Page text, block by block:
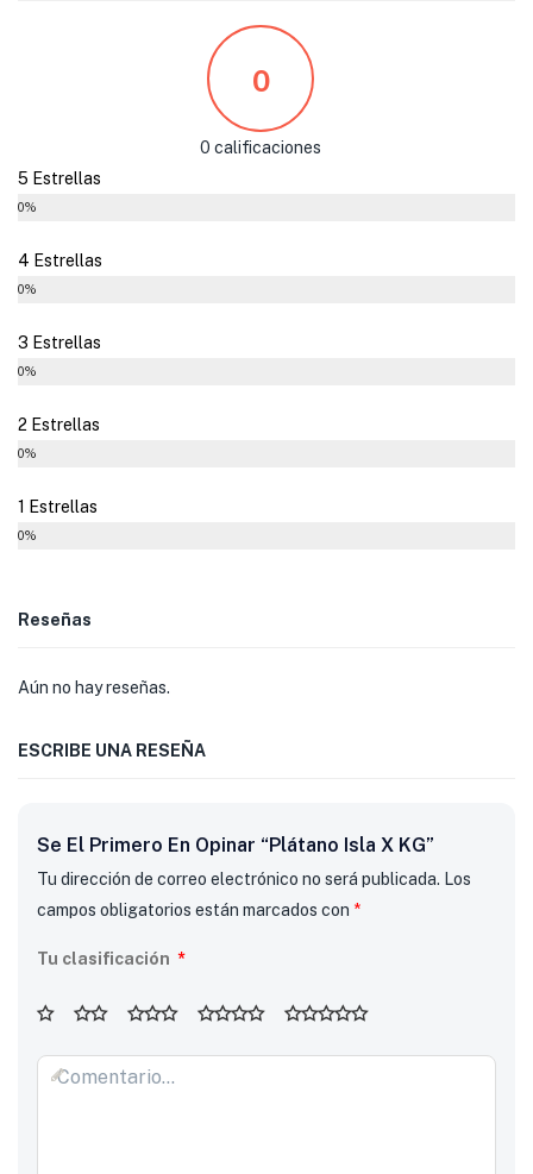
0
0 calificaciones
5 Estrellas
0%
4 Estrellas
0%
3 Estrellas
0%
2 Estrellas
0%
1 Estrellas
0%
Reseñas
Aún no hay reseñas.
ESCRIBE UNA RESEÑA
Se El Primero En Opinar “Plátano Isla X KG”
Tu dirección de correo electrónico no será publicada. Los
campos obligatorios están marcados con *
Tu clasificación *